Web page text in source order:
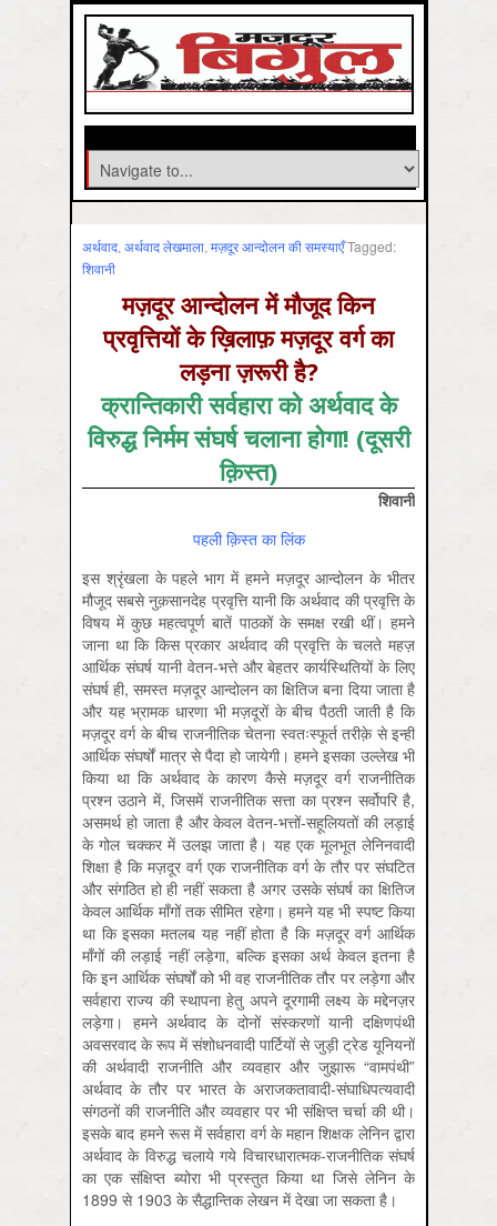
अर्थवाद, अर्थवाद लेखमाला, मज़दूर आन्दोलन की समस्‍याएँTagged:
शिवानी
मज़दूर आन्दोलन में मौजूद किन
प्रवृत्तियों के ख़िलाफ़ मज़दूर वर्ग का
लड़ना ज़रूरी है?
क्रान्तिकारी सर्वहारा को अर्थवाद के
विरुद्ध निर्मम संघर्ष चलाना होगा! (दूसरी
क़िस्त)
शिवानी
पहली क़िस्त का लिंक
इस श्रृंखला के पहले भाग में हमने मज़दूर आन्दोलन के भीतर
मौजूद सबसे नुक़सानदेह प्रवृत्ति यानी कि अर्थवाद की प्रवृत्ति के
विषय में कुछ महत्वपूर्ण बातें पाठकों के समक्ष रखी थीं। हमने
जाना था कि किस प्रकार अर्थवाद की प्रवृत्ति के चलते महज़
आर्थिक संघर्ष यानी वेतन-भत्ते और बेहतर कार्यस्थितियों के लिए
संघर्ष ही, समस्त मज़दूर आन्दोलन का क्षितिज बना दिया जाता है
और यह भ्रामक धारणा भी मज़दूरों के बीच पैठती जाती है कि
मज़दूर वर्ग के बीच राजनीतिक चेतना स्वतःस्फूर्त तरीक़े से इन्हीं
आर्थिक संघर्षों मात्र से पैदा हो जायेगी। हमने इसका उल्लेख भी
किया था कि अर्थवाद के कारण कैसे मज़दूर वर्ग राजनीतिक
प्रश्न उठाने में, जिसमें राजनीतिक सत्ता का प्रश्न सर्वोपरि है,
असमर्थ हो जाता है और केवल वेतन-भत्तों-सहूलियतों की लड़ाई
के गोल चक्कर में उलझ जाता है। यह एक मूलभूत लेनिनवादी
शिक्षा है कि मज़दूर वर्ग एक राजनीतिक वर्ग के तौर पर संघटित
और संगठित हो ही नहीं सकता है अगर उसके संघर्ष का क्षितिज
केवल आर्थिक माँगों तक सीमित रहेगा। हमने यह भी स्पष्ट किया
था कि इसका मतलब यह नहीं होता है कि मज़दूर वर्ग आर्थिक
माँगों की लड़ाई नहीं लड़ेगा, बल्कि इसका अर्थ केवल इतना है
कि इन आर्थिक संघर्षों को भी वह राजनीतिक तौर पर लड़ेगा और
सर्वहारा राज्य की स्थापना हेतु अपने दूरगामी लक्ष्य के मद्देनज़र
लड़ेगा। हमने अर्थवाद के दोनों संस्करणों यानी दक्षिणपंथी
अवसरवाद के रूप में संशोधनवादी पार्टियों से जुड़ी ट्रेड यूनियनों
की अर्थवादी राजनीति और व्यवहार और जुझारू “वामपंथी”
अर्थवाद के तौर पर भारत के अराजकतावादी-संघाधिपत्यवादी
संगठनों की राजनीति और व्यवहार पर भी संक्षिप्त चर्चा की थी।
इसके बाद हमने रूस में सर्वहारा वर्ग के महान शिक्षक लेनिन द्वारा
अर्थवाद के विरुद्ध चलाये गये विचारधारात्मक-राजनीतिक संघर्ष
का एक संक्षिप्त ब्योरा भी प्रस्तुत किया था जिसे लेनिन के
1899 से 1903 के सैद्धान्तिक लेखन में देखा जा सकता है।